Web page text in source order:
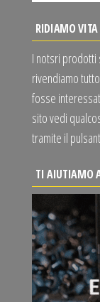
RIDIAMO VITA
I notsri prodotti
rivendiamo
fosse
sito vedi
tramite il
TI AIUTIAMO A